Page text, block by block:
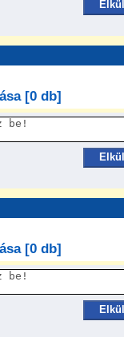
[0 db]
[0 db]